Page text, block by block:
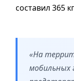
составил 365
«На
мобильных